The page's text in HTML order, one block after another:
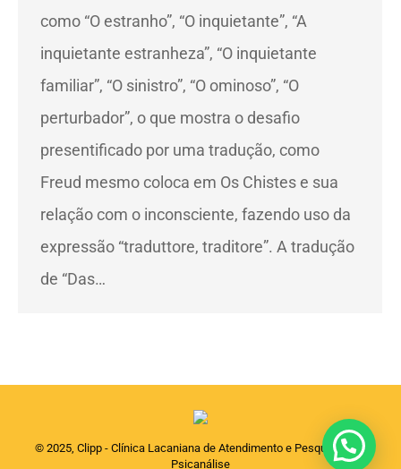
como “O estranho”, “O inquietante”, “A
inquietante estranheza”, “O inquietante
familiar”, “O sinistro”, “O ominoso”, “O
perturbador”, o que mostra o desafio
presentificado por uma tradução, como
Freud mesmo coloca em Os Chistes e sua
relação com o inconsciente, fazendo uso da
expressão “traduttore, traditore”. A tradução
de “Das…
© 2025, Clipp - Clínica Lacaniana de Atendimento e Pesquisas em
Psicanálise